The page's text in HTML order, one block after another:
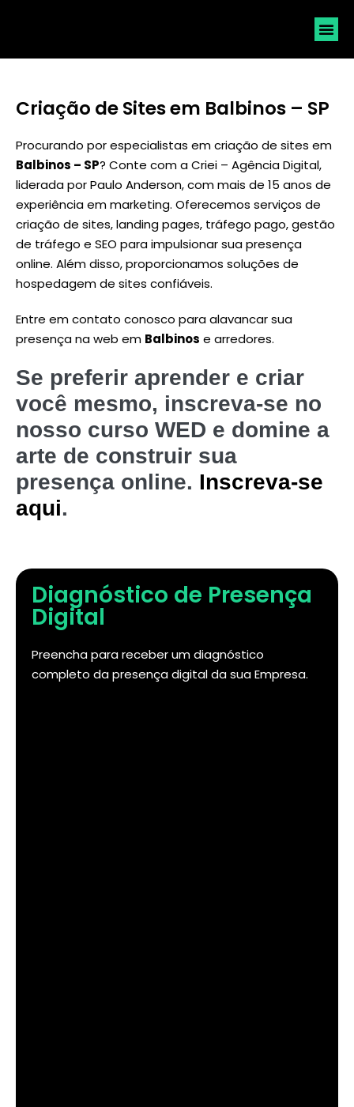
Criação de Sites em Balbinos – SP
Procurando por especialistas em criação de sites em
Balbinos – SP? Conte com a Criei – Agência Digital,
liderada porPaulo Anderson, com mais de 15 anos de
experiência em marketing. Oferecemos serviços de
criação de sites, landing pages, tráfego pago, gestão
de tráfego e SEO para impulsionar sua presença
online. Além disso, proporcionamos soluções de
hospedagem de sites confiáveis.
Entre em contato conosco para alavancar sua
presença na web em Balbinos e arredores.
Se preferir aprender e criar
você mesmo, inscreva-se no
nosso curso WED e domine a
arte de construir sua
presença online. Inscreva-se
aqui.
Diagnóstico de Presença
Digital
Preencha para receber um diagnóstico
completo da presença digital da sua Empresa.